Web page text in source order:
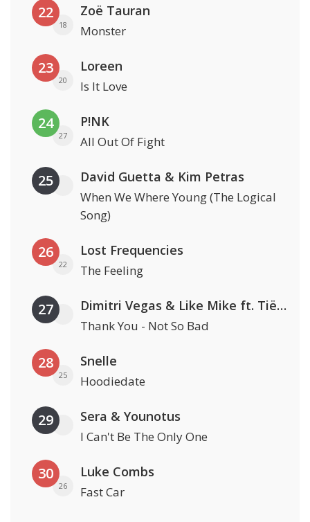
22
18
Zoë Tauran
Monster
23
20
Loreen
Is It Love
24
27
P!NK
All Out Of Fight
25 David Guetta & Kim Petras
When We Where Young (The Logical
Song)
26
22
Lost Frequencies
The Feeling
27 Dimitri Vegas & Like Mike ft. Tiësto, W&W & Dido
Thank You - Not So Bad
28
25
Snelle
Hoodiedate
29 Sera & Younotus
I Can't Be The Only One
30
26
Luke Combs
Fast Car